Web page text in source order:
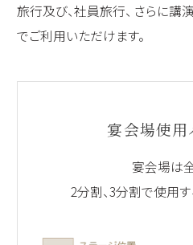
旅行及び、社員旅行、 さらに講
でご利用いただけます。
宴会場使用
宴会場は
2分割、3分割で使用す